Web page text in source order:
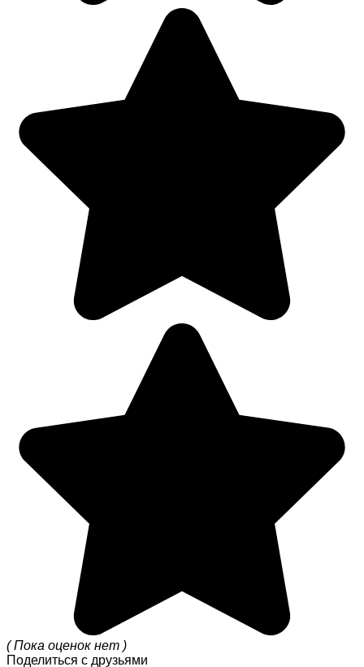
( Пока оценок нет )
Поделиться с друзьями